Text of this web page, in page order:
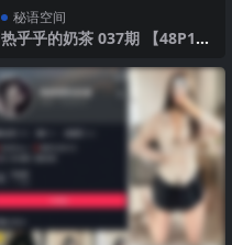
秘语空间
热乎乎的奶茶 037期 【48P10